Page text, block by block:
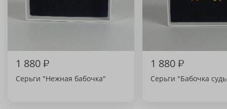
1 880₽
Серьги "Нежная бабочка"
1 880₽
Серьги "Бабочка